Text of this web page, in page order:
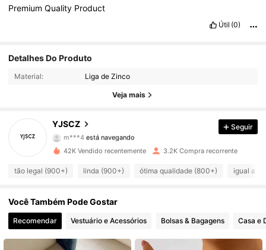
PremiumQuality Product
Útil (0)
Detalhes Do Produto
Material: Liga de Zinco
Veja mais
YJSCZ
4,87 381 Seguidores
381 Seguidores
m***4está navegando
4,87 381 Seguidores
4,87 381 Seguidores
4,87 381 Seguidores
Seguir
42K Vendido recentemente 3.2K Compra recorrente
tão legal (900+) linda (900+) ótima qualidade (800+) igual a
Você Também Pode Gostar
Recomendar Vestuário e Acessórios Bolsas & Bagagens Casa e